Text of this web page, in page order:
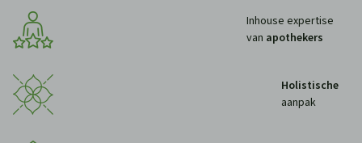
Inhouse expertise
van apothekers
Holistische
aanpak